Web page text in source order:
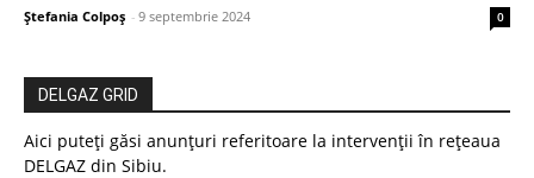
Ștefania Colpoș - 9 septembrie 2024 0
DELGAZ GRID
Aici puteți găsi anunțuri referitoare la intervenții în rețeaua
DELGAZ din Sibiu.